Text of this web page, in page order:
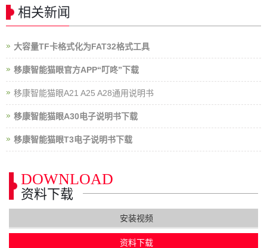
相关新闻
大容量TF卡格式化为FAT32格式工具
移康智能猫眼官方APP“叮咚”下载
移康智能猫眼A21 A25 A28通用说明书
移康智能猫眼A30电子说明书下载
移康智能猫眼T3电子说明书下载
DOWNLOAD
资料下载
安装视频
资料下载